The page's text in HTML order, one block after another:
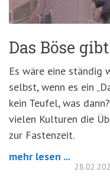
Das Böse
Es wäre eine ständig
selbst, wenn es ein
kein Teufel, was
vielen Kulturen die
zur Fastenzeit.
mehr lesen ...